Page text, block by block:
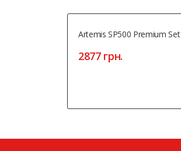
Artemis SP500 Premium Set
2877 грн.